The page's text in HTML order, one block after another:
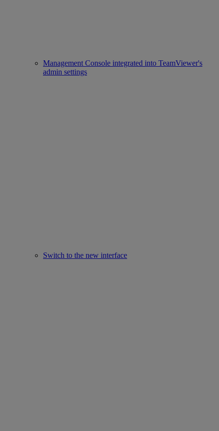
Management Console integrated into TeamViewer's
admin settings
Switch to the new interface